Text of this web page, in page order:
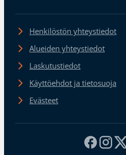
Henkilöstön yhteystiedot
Alueiden yhteystiedot
Laskutustiedot
Käyttöehdot ja tietosuoja
Evästeet